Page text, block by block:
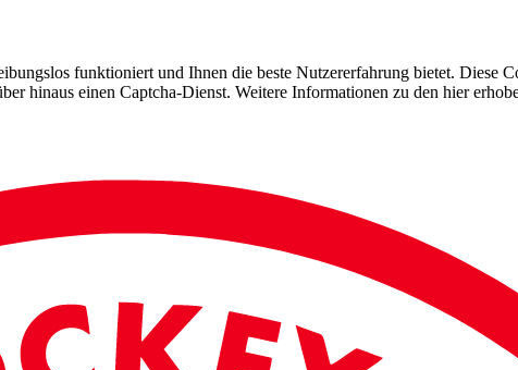
funktioniert und Ihnen die beste Nutzererfahrung bietet. Diese
hinaus einen Captcha-Dienst. Weitere Informationen zu den hier